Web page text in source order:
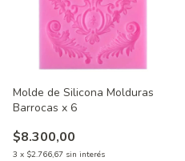
Molde de Silicona Molduras
Barrocas x 6
$8.300,00
3 x $2.766,67 sin interés